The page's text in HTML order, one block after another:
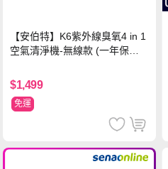
【安伯特】K6紫外線臭氧4 in 1
空氣清淨機-無線款 (一年保固)
離子淨化
$1,499
免運